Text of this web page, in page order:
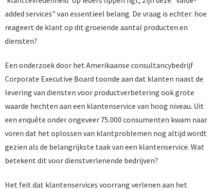
added services" van essentieel belang. De vraag is echter: hoe
reageert de klant op dit groeiende aantal producten en
diensten?
Een onderzoek door het Amerikaanse consultancybedrijf
Corporate Executive Board toonde aan dat klanten naast de
levering van diensten voor productverbetering ook grote
waarde hechten aan een klantenservice van hoog niveau. Uit
een enquête onder ongeveer 75.000 consumenten kwam naar
voren dat het oplossen van klantproblemen nog altijd wordt
gezien als de belangrijkste taak van een klantenservice. Wat
betekent dit voor dienstverlenende bedrijven?
Het feit dat klantenservices voorrang verlenen aan het